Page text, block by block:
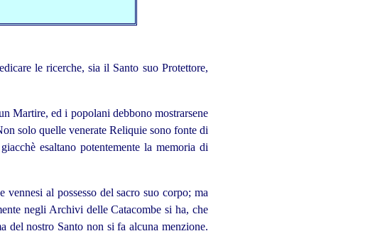
le ricerche, sia il Santo suo Protettore,
Martire, ed i popolani debbono mostrarsene
solo quelle venerate Reliquie sono fonte di
esaltano potentemente la memoria di
al possesso del sacro suo corpo; ma
negli Archivi delle Catacombe si ha, che
nostro Santo non si fa alcuna menzione.